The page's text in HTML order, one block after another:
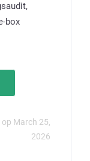
box
March 25,
2026